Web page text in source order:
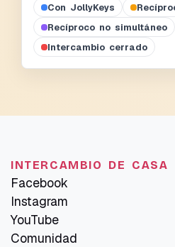
Con JollyKeys
Recíproco no simultáneo
Intercambio cerrado
INTERCAMBIO DE CASA
Facebook
Instagram
YouTube
Comunidad